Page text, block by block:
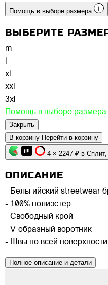
Помощь в выборе размера
ВЫБЕРИТЕ
m
xl
xxl
3xl
Помощь в выборе размера
Закрыть
В корзину Перейти в корзину
ОПИСАНИЕ
- Бельгийский streetwear
- 100% полиэстер
- Свободный крой
- V-образный воротник
- Швы по всей поверхности
Полное описание и детали